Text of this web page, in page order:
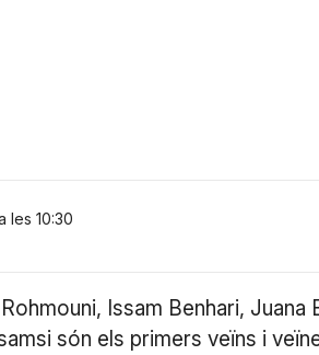
les 10:30
Issam Benhari,
són els primers veïns i